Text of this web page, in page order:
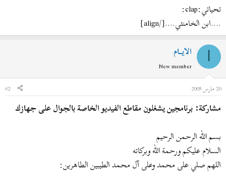
تحياتي:clap:
....ابن الخامنئي....[/align]
الايــام
New member
20 مارس 2005
#2
مشاركة: برنامجين يشغلون مقاطع الفيديو الخاصة بالجوال على جهازك
بسم الله الرحمن الرحيم
السلام عليكم ورحمة الله وبركاته
اللهم صلي على محمد وعلى آل محمد الطيبين الطاهرين: